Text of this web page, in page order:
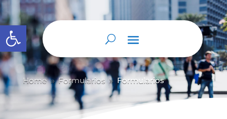
Abrir barra de herramientas
Home 9 Formularios 9 Formularios